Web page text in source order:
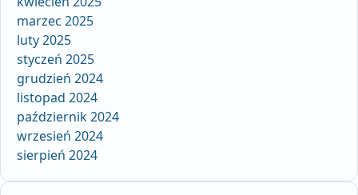
marzec 2025
luty 2025
styczeń 2025
grudzień 2024
listopad 2024
październik 2024
wrzesień 2024
sierpień 2024